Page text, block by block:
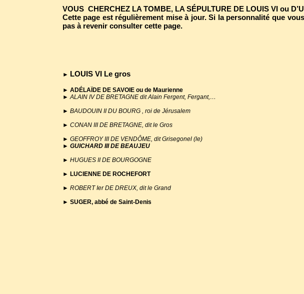
► LOUIS VI Le gros
► ADÉLAÏDE DE SAVOIE ou de Maurienne
► ALAIN IV DE BRETAGNE dit Alain Fergent, Fergant,…
► BAUDOUIN II DU BOURG , roi de Jérusalem
► CONAN III DE BRETAGNE, dit le Gros
► GEOFFROY III DE VENDÔME, dit Grisegonel (le)
► GUICHARD III DE BEAUJEU
► HUGUES II DE BOURGOGNE
► LUCIENNE DE ROCHEFORT
► ROBERT Ier DE DREUX, dit le Grand
► SUGER, abbé de Saint-Denis
VOUS CHERCHEZ LA TOMBE, LA SÉPULTURE DE LOUIS VI ou
Cette page est régulièrement mise à jour. Si la personnalité que
pas à revenir consulter cette page.